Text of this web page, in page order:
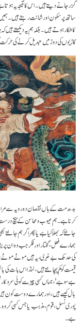
گزر جانے دیتے ہیں۔ اس کا نتیجہ یہ
ساتھ پر سکون اور شانت رہتے ہیں۔ ہمیں
کا شکار ہوتے ہیں۔ بلکہ ہم یہ دیکھتے ہیں کہ
گاڑیوں کی دوڑ میں تبدیل کرنے کی
بدھ مت کے ہاں نقصان دہ رویہ سے
کرنا ہے۔ ہم عیوب و محاسن کے بیچ
جانتے کہ بھلا کیا ہے یا پھر اگر ہم
ہمارے فعل، گفتار اور فکر جب وہ ان
کی حد تک بے خبری، یہ ہیں موٹے موٹے
قیمت کو کم پہچانتے ہیں، لہٰذا اس بات کی
ہے سو ہے'، جہاں کسی چیز سے کوئی
بال کیسے ہیں، اور ہمارے دوست کون
پوری نسل، قوم، مذہب یا جس کسی گروہ
ہے۔